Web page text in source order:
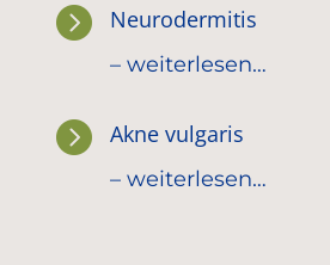
 Neurodermitis
– weiterlesen…
 Akne vulgaris
– weiterlesen…